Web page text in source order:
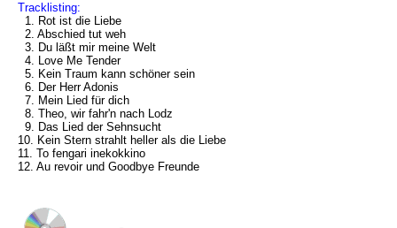
Tracklisting:
1. Rot ist die Liebe
2. Abschied tut weh
3. Du läßt mir meine Welt
4. Love Me Tender
5. Kein Traum kann schöner sein
6. Der Herr Adonis
7. Mein Lied für dich
8. Theo, wir fahr'n nach Lodz
9. Das Lied der Sehnsucht
10. Kein Stern strahlt heller als die Liebe
11. To fengari inekokkino
12. Au revoir und Goodbye Freunde